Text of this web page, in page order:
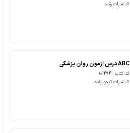
انتشارات رشد
ABC درس آزمون روان پزشکی
کد کتاب : 101274
انتشارات تیمورزاده